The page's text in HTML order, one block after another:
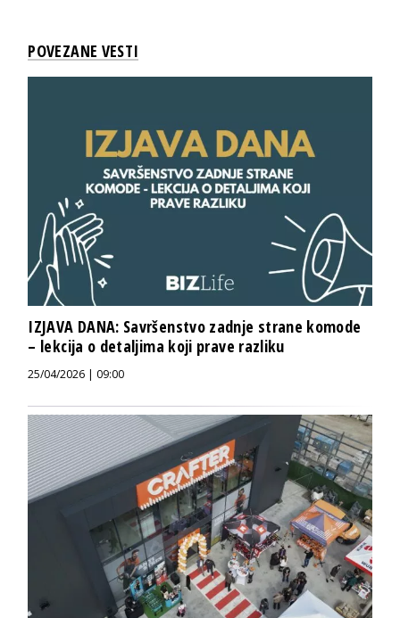
POVEZANE VESTI
IZJAVA DANA: Savršenstvo zadnje strane komode
– lekcija o detaljima koji prave razliku
25/04/2026 | 09:00